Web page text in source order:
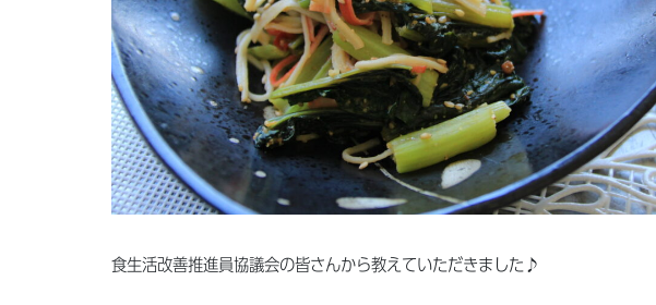
食生活改善推進員協議会の皆さんから教えていただきました♪